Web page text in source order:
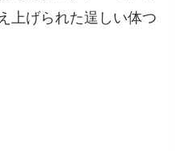
上げられた逞しい体つ